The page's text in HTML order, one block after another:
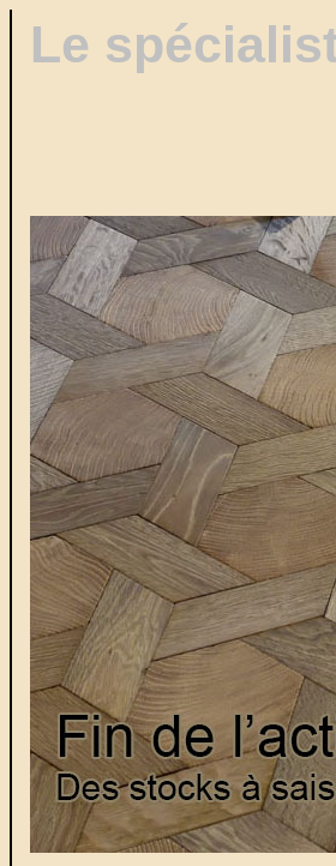
Le